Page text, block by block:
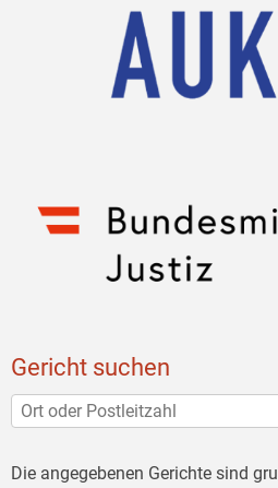
Gericht suchen
Die angegebenen Gerichte sind